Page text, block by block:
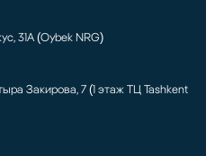
31А (Oybek NRG)
Закирова, 7 (1 этаж ТЦ Tashkent